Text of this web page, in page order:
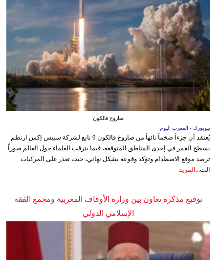
صاروخ فالكون
نيويورك - المغرب اليوم
يُعتقد أن جزءاً ضخماً تائهاً من صاروخ فالكون 9 تابع لشركة سبيس إكس ارتطم
بسطح القمر في إحدى المناطق المتوقعة، فيما يترقب العلماء حول العالم صوراً
ترصد موقع الاصطدام وتؤكد وقوعه بشكل نهائي، حيث تعذر على المركبات
الت...
المزيد
توقيع مذكرة تعاون بين وزارة الأوقاف المغربية ومجمع الفقه
الإسلامي الدولي